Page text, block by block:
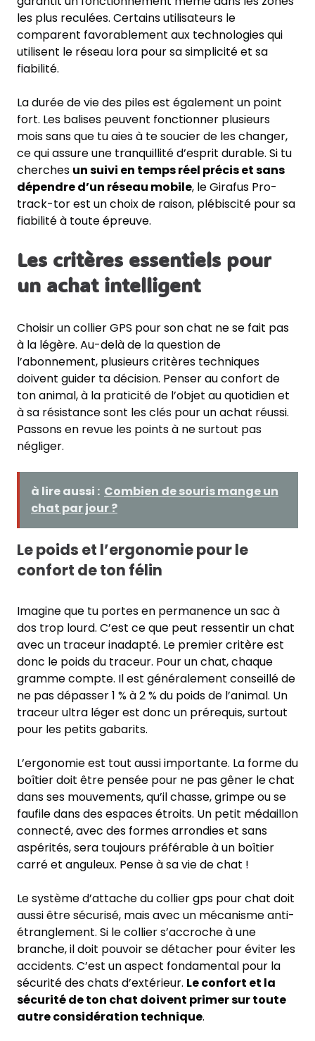
les plus reculées. Certains utilisateurs le
comparent favorablement aux technologies qui
utilisent le réseau lora pour sa simplicité et sa
fiabilité.
La durée de vie des piles est également un point
fort. Les balises peuvent fonctionner plusieurs
mois sans que tu aies à te soucier de les changer,
ce qui assure une tranquillité d’esprit durable. Si tu
cherches un suivi en temps réel précis et sans
dépendre d’un réseau mobile, le Girafus Pro-
track-tor est un choix de raison, plébiscité pour sa
fiabilité à toute épreuve.
Les critères essentiels pour
un achat intelligent
Choisir un collier GPS pour son chat ne se fait pas
à la légère. Au-delà de la question de
l’abonnement, plusieurs critères techniques
doivent guider ta décision. Penser au confort de
ton animal, à la praticité de l’objet au quotidien et
à sa résistance sont les clés pour un achat réussi.
Passons en revue les points à ne surtout pas
négliger.
à lire aussi : Combien de souris mange un
chat par jour ?
Le poids et l’ergonomie pour le
confort de ton félin
Imagine que tu portes en permanence un sac à
dos trop lourd. C’est ce que peut ressentir un chat
avec un traceur inadapté. Le premier critère est
donc le poids du traceur. Pour un chat, chaque
gramme compte. Il est généralement conseillé de
ne pas dépasser 1 % à 2 % du poids de l’animal. Un
traceur ultra léger est donc un prérequis, surtout
pour les petits gabarits.
L’ergonomie est tout aussi importante. La forme du
boîtier doit être pensée pour ne pas gêner le chat
dans ses mouvements, qu’il chasse, grimpe ou se
faufile dans des espaces étroits. Un petit médaillon
connecté, avec des formes arrondies et sans
aspérités, sera toujours préférable à un boîtier
carré et anguleux. Pense à sa vie de chat !
Le système d’attache du collier gps pour chat doit
aussi être sécurisé, mais avec un mécanisme anti-
étranglement. Si le collier s’accroche à une
branche, il doit pouvoir se détacher pour éviter les
accidents. C’est un aspect fondamental pour la
sécurité des chats d’extérieur. Le confort et la
sécurité de ton chat doivent primer sur toute
autre considération technique.